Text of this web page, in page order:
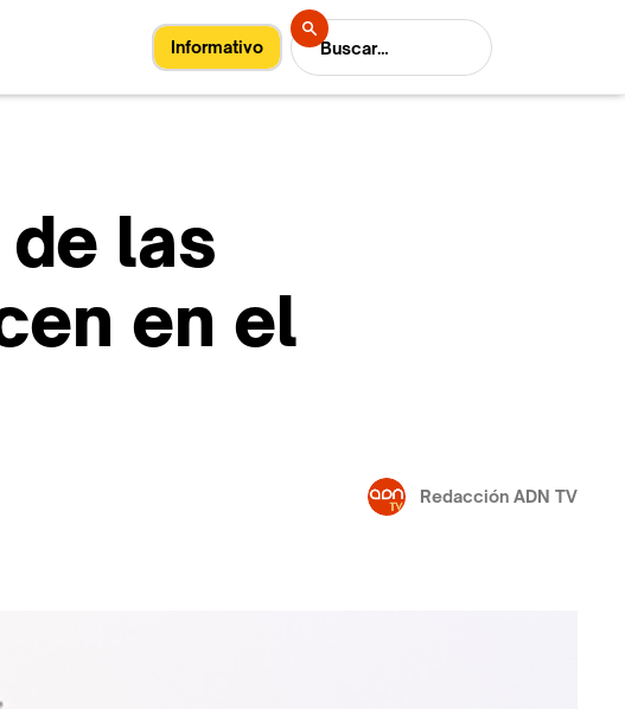
Informativo
las
en el
Redacción ADN TV